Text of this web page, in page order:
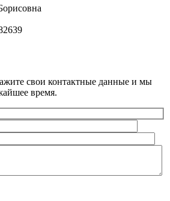
свои контактные данные и мы
время.